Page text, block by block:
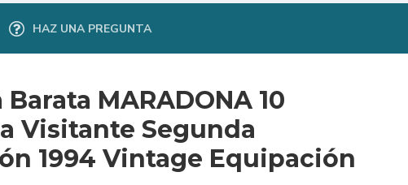
HAZ UNA PREGUNTA
MARADONA 10
Visitante Segunda
1994 Vintage Equipación